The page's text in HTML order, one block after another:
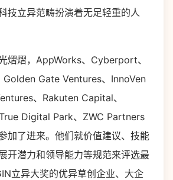
技立异范畴扮演着无足轻重的人
熠熠，AppWorks、Cyberport、
Gate Ventures、InnoVen
、Rakuten Capital、
Digital Park、ZWC Partners
加了进来。他们就价值建议、技能
开潜力和领导能力等规范来评选最
立异大奖的优异草创企业、大企